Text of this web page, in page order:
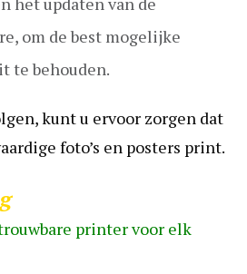
om de best mogelijke
te behouden.
kunt u ervoor zorgen dat
foto’s en posters print.
printer voor elk